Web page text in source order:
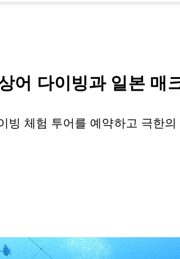
어 다이빙과 일본 매
빙 체험 투어를 예약하고 극한